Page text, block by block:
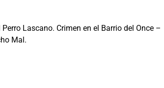
Lascano. Crimen en el Barrio del Once –
Mal.